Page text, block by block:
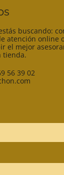
buscando:
atención online
el mejor
tienda.
56 39 02